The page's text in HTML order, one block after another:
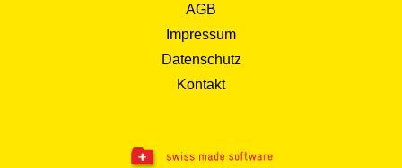
AGB
Impressum
Datenschutz
Kontakt